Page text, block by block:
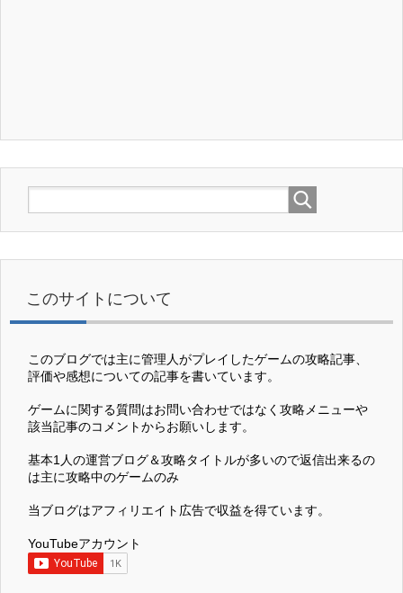
このサイトについて
このブログでは主に管理人がプレイしたゲームの攻略記事、
評価や感想についての記事を書いています。
ゲームに関する質問はお問い合わせではなく攻略メニューや
該当記事のコメントからお願いします。
基本1人の運営ブログ＆攻略タイトルが多いので返信出来るの
は主に攻略中のゲームのみ
当ブログはアフィリエイト広告で収益を得ています。
YouTubeアカウント